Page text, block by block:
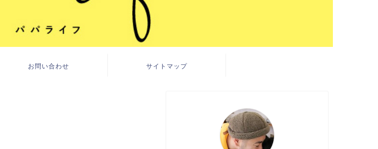
お問い合わせ サイトマップ